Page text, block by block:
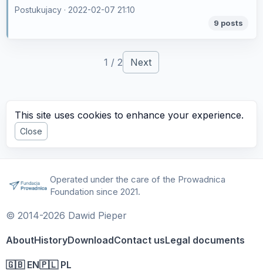
Postukujacy · 2022-02-07 21:10
9 posts
1 / 2 Next
This site uses cookies to enhance your experience.
Close
Operated under the care of the Prowadnica
Foundation since 2021.
© 2014-2026 Dawid Pieper
AboutHistoryDownloadContact usLegal documents
🇬🇧 EN🇵🇱 PL